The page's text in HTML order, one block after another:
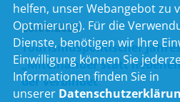
26.06.2025
Tourismuspolitischer
Miteinander statt
der verbindet“
helfen, unser Webangebot zu
Optmierung). Für die
Dienste, benötigen wir Ihre
Einwilligung können Sie
Informationen finden Sie in
unserer